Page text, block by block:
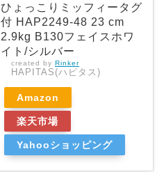
ひょっこりミッフィータグ
付 HAP2249-48 23 cm
2.9kg B130フェイスホワ
イト/シルバー
created by Rinker
HAPITAS(ハピタス)
Amazon
楽天市場
Yahooショッピング